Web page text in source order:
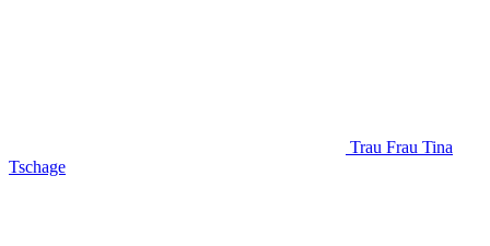
Trau Frau Tina
Tschage